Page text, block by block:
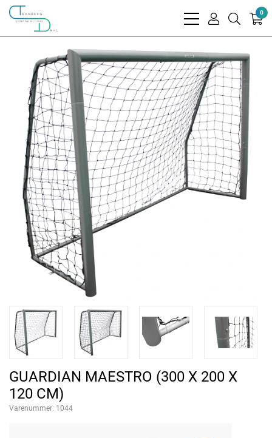
bars
user
search
0
GUARDIAN MAESTRO (300 X 200 X
120 CM)
Varenummer: 1044